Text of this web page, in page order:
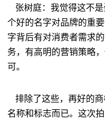
张树庭：我觉得这不
个好的名字对品牌的重
字背后有对消费者需求
务，有高明的营销策略
可。
排除了这些，再好的
名称和标志而已。这次